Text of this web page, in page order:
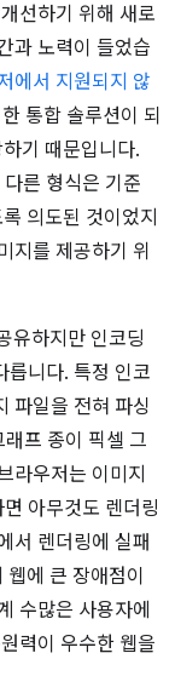
선하기 위해 새로
과 노력이 들었습
에서 지원되지 않
통합 솔루션이 되
기 때문입니다.
른 형식은 기준
의도된 것이었지
지를 제공하기 위
유하지만 인코딩
릅니다. 특정 인코
파일을 전혀 파싱
프 종이 픽셀 그
라우저는 이미지
아무것도 렌더링
서 렌더링에 실패
에 큰 장애점이
수많은 사용자에
력이 우수한 웹을